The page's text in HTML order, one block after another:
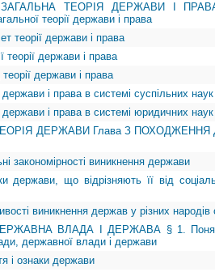
ЗАГАЛЬНА ТЕОРІЯ ДЕРЖАВИ І
теорії держави і права
теорії держави і права
теорії держави і права
держави і права
держави і права в системі суспільних наук
держави і права в системі юридичних наук
ДЕРЖАВИ Глава З ПОХОДЖЕННЯ
закономірності виникнення держави
держави, що відрізняють її від
виникнення держав у різних народів
ВЛАДА І ДЕРЖАВА § 1.
державної влади і держави
і ознаки держави